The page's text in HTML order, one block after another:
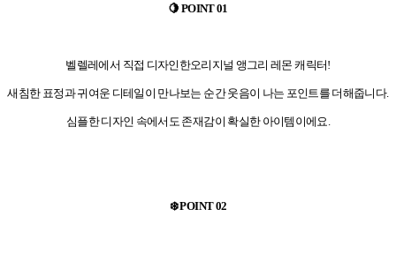
🍋 POINT 01
벨렐레에서 직접 디자인한오리지널 앵그리 레몬 캐릭터!
새침한 표정과 귀여운 디테일이 만나보는 순간 웃음이 나는 포인트를 더해줍니다.
심플한 디자인 속에서도 존재감이 확실한 아이템이에요.
❄️ POINT 02